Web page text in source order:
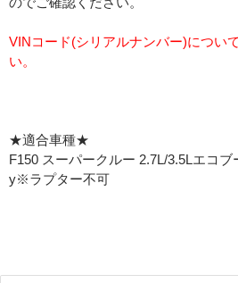
VINコード(シリアルナンバー)につい
い。
★適合車種★
F150 スーパークルー 2.7L/3.5Lエコ
y※ラプター不可